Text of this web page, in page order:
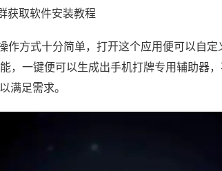
获取软件安装教程
作方式十分简单，打开这个应用便可以自定
，一键便可以生成出手机打牌专用辅助器
满足需求。